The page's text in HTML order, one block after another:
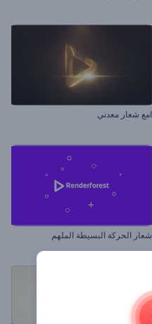
امع شعار معدني
شعار الحركة البسيطة الملهم